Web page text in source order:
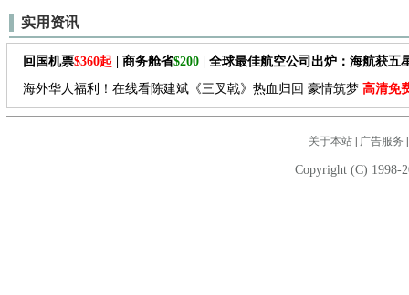
实用资讯
回国机票$360起 | 商务舱省$200 | 全球最佳航空公司出炉：海航获五
海外华人福利！在线看陈建斌《三叉戟》热血归回 豪情筑梦 高清免
关于本站| 广告服务
Copyright (C) 1998-